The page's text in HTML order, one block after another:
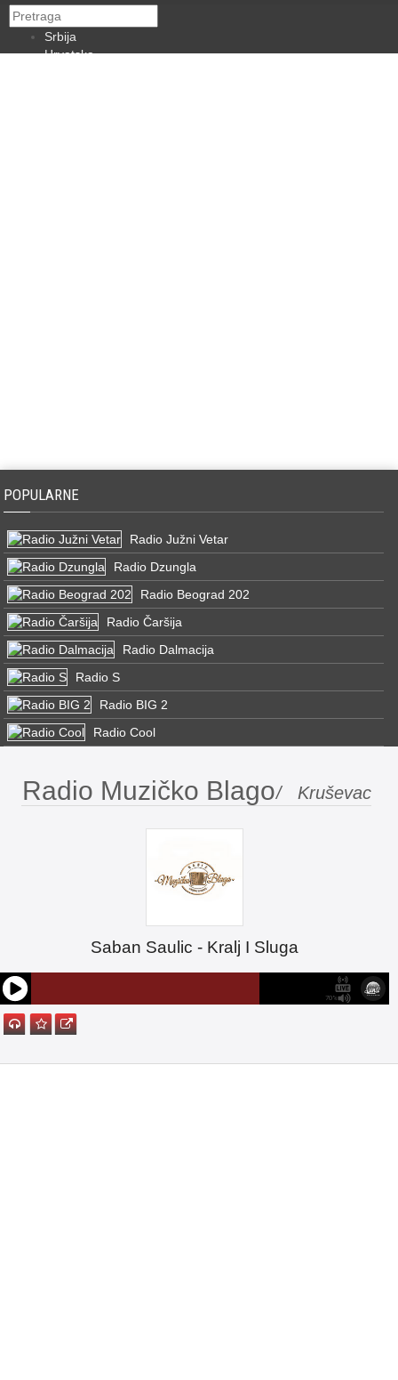
Srbija
Hrvatska
POPULARNE
Radio Južni Vetar
Radio Dzungla
Radio Beograd 202
Radio Čaršija
Radio Dalmacija
Radio S
Radio BIG 2
Radio Cool
Radio Muzičko Blago/ Kruševac
Saban Saulic - Kralj I Sluga
70%